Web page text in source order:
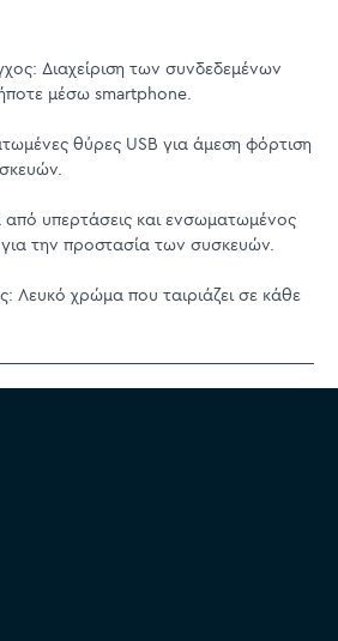
Διαχείριση των συνδεδεμένων
μέσω smartphone.
θύρες USB για άμεση φόρτιση
υπερτάσεις και ενσωματωμένος
την προστασία των συσκευών.
Λευκό χρώμα που ταιριάζει σε κάθε